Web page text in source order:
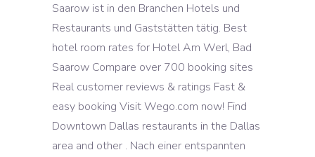
Saarow ist in den Branchen Hotels und
Restaurants und Gaststätten tätig. Best
hotel room rates for Hotel Am Werl, Bad
Saarow Compare over 700 booking sites
Real customer reviews & ratings Fast &
easy booking Visit Wego.com now! Find
Downtown Dallas restaurants in the Dallas
area and other . Nach einer entspannten